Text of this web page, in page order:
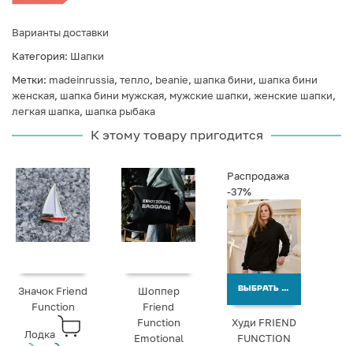
Варианты доставки
Категория: Шапки
Метки: madeinrussia, тепло, beanie, шапка бини, шапка бини
женская, шапка бини мужская, мужские шапки, женские шапки,
легкая шапка, шапка рыбака
К этому товару пригодится
Значок Friend
Function
Лодка
Шоппер
Friend
Function
Emotional
Распродажа
-37%
ВЫБРАТЬ ВАРИАНТЫ
Худи FRIEND
FUNCTION